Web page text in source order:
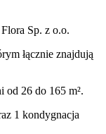
Sp. z o.o.
łącznie znajdują
od 26 do 165 m².
1 kondygnacja